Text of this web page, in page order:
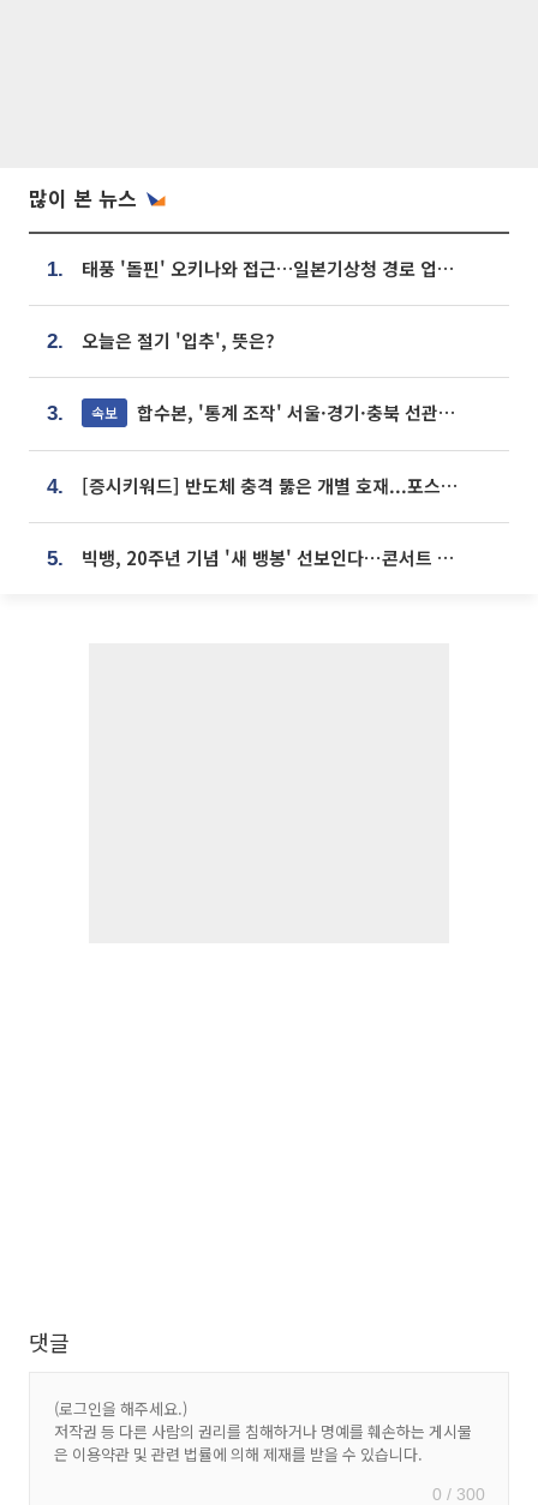
많이 본 뉴스
1. 태풍 '돌핀' 오키나와 접근…일본기상청 경로 업데이트
2. 오늘은 절기 '입추', 뜻은?
3. 속보 합수본, '통계 조작' 서울·경기·충북 선관위 등 추가 압수수색
4. [증시키워드] 반도체 충격 뚫은 개별 호재...포스코퓨처엠·에코프로·한화솔루션 '눈길'
5. 빅뱅, 20주년 기념 '새 뱅봉' 선보인다⋯콘서트 앞두고 팝업 개최
댓글
0 / 300